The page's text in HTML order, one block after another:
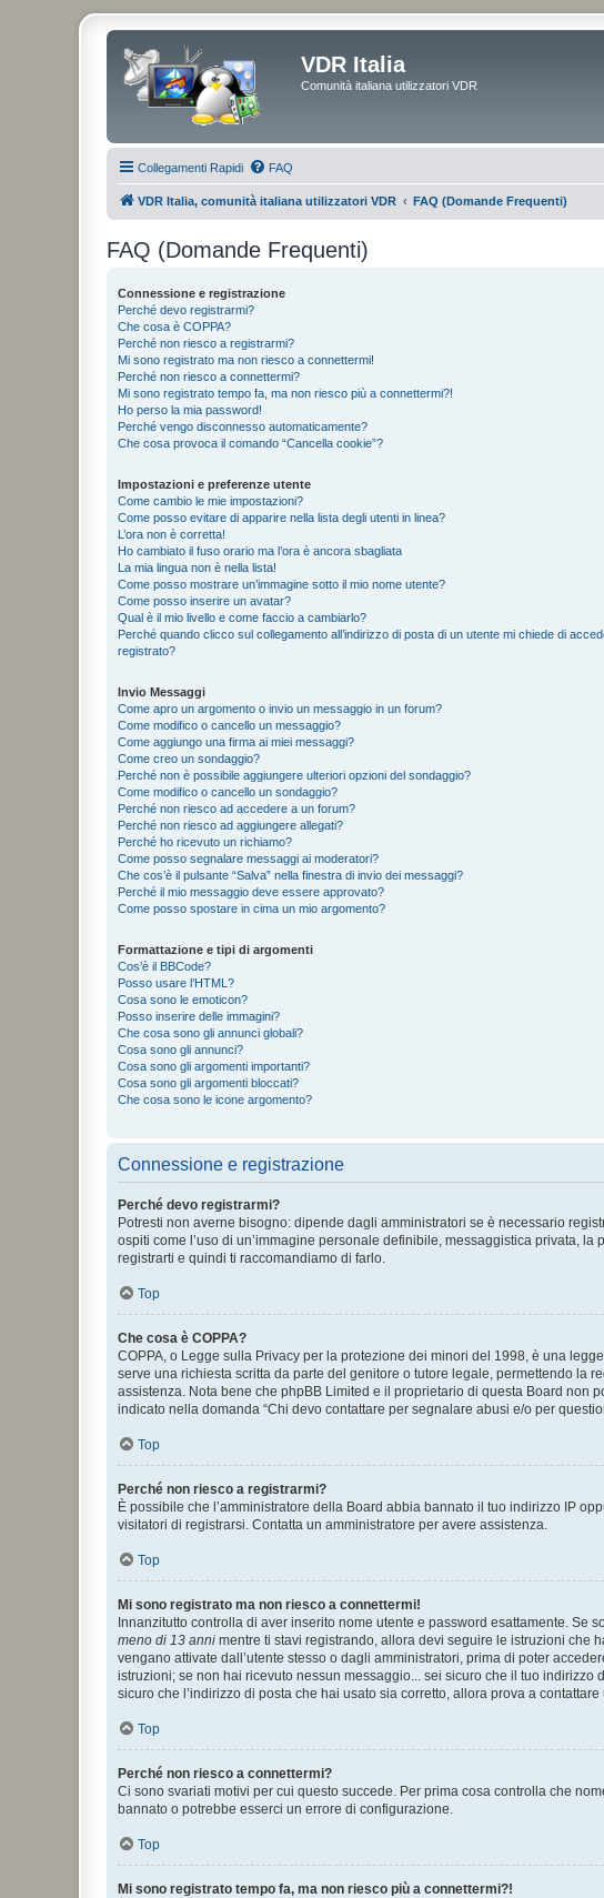
VDR Italia
Comunità italiana utilizzatori VDR
Collegamenti Rapidi FAQ
VDR Italia, comunità italiana utilizzatori VDR FAQ (Domande Frequenti)
FAQ (Domande Frequenti)
Connessione e registrazione
Perché devo registrarmi?
Che cosa è COPPA?
Perché non riesco a registrarmi?
Mi sono registrato ma non riesco a connettermi!
Perché non riesco a connettermi?
Mi sono registrato tempo fa, ma non riesco più a connettermi?!
Ho perso la mia password!
Perché vengo disconnesso automaticamente?
Che cosa provoca il comando “Cancella cookie”?
Impostazioni e preferenze utente
Come cambio le mie impostazioni?
Come posso evitare di apparire nella lista degli utenti in linea?
L’ora non è corretta!
Ho cambiato il fuso orario ma l’ora è ancora sbagliata
La mia lingua non è nella lista!
Come posso mostrare un’immagine sotto il mio nome utente?
Come posso inserire un avatar?
Qual è il mio livello e come faccio a cambiarlo?
Perché quando clicco sul collegamento all’indirizzo di posta di un utente mi chiede di
registrato?
Invio Messaggi
Come apro un argomento o invio un messaggio in un forum?
Come modifico o cancello un messaggio?
Come aggiungo una firma ai miei messaggi?
Come creo un sondaggio?
Perché non è possibile aggiungere ulteriori opzioni del sondaggio?
Come modifico o cancello un sondaggio?
Perché non riesco ad accedere a un forum?
Perché non riesco ad aggiungere allegati?
Perché ho ricevuto un richiamo?
Come posso segnalare messaggi ai moderatori?
Che cos’è il pulsante “Salva” nella finestra di invio dei messaggi?
Perché il mio messaggio deve essere approvato?
Come posso spostare in cima un mio argomento?
Formattazione e tipi di argomenti
Cos’è il BBCode?
Posso usare l’HTML?
Cosa sono le emoticon?
Posso inserire delle immagini?
Che cosa sono gli annunci globali?
Cosa sono gli annunci?
Cosa sono gli argomenti importanti?
Cosa sono gli argomenti bloccati?
Che cosa sono le icone argomento?
Connessione e registrazione
Perché devo registrarmi?
Potresti non averne bisogno: dipende dagli amministratori se è necessario
ospiti come l’uso di un’immagine personale definibile, messaggistica privata,
registrarti e quindi ti raccomandiamo di farlo.
Top
Che cosa è COPPA?
COPPA, o Legge sulla Privacy per la protezione dei minori del 1998, è una
serve una richiesta scritta da parte del genitore o tutore legale, permettendo la
assistenza. Nota bene che phpBB Limited e il proprietario di questa Board
indicato nella domanda “Chi devo contattare per segnalare abusi e/o per
Top
Perché non riesco a registrarmi?
È possibile che l’amministratore della Board abbia bannato il tuo indirizzo IP
visitatori di registrarsi. Contatta un amministratore per avere assistenza.
Top
Mi sono registrato ma non riesco a connettermi!
Innanzitutto controlla di aver inserito nome utente e password esattamente.
meno di 13 anni mentre ti stavi registrando, allora devi seguire le istruzioni che
vengano attivate dall’utente stesso o dagli amministratori, prima di poter
istruzioni; se non hai ricevuto nessun messaggio... sei sicuro che il tuo
sicuro che l’indirizzo di posta che hai usato sia corretto, allora prova a
Top
Perché non riesco a connettermi?
Ci sono svariati motivi per cui questo succede. Per prima cosa controlla che
bannato o potrebbe esserci un errore di configurazione.
Top
Mi sono registrato tempo fa, ma non riesco più a connettermi?!